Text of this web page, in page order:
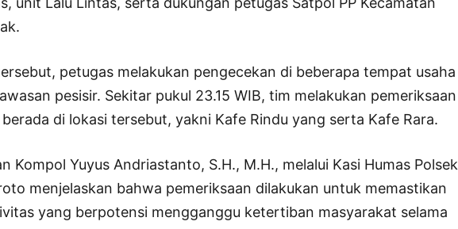
petugas melakukan pengecekan di beberapa tempat usaha
pesisir. Sekitar pukul 23.15 WIB, tim melakukan pemeriksaan
di lokasi tersebut, yakni Kafe Rindu yang serta Kafe Rara.
Kompol Yuyus Andriastanto, S.H., M.H., melalui Kasi Humas Polsek
menjelaskan bahwa pemeriksaan dilakukan untuk memastikan
yang berpotensi mengganggu ketertiban masyarakat selama